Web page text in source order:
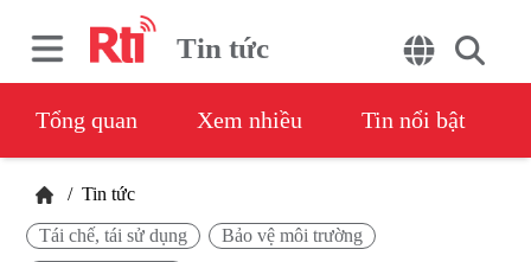
Tin tức
Tổng quan Xem nhiều Tin nổi bật
/ Tin tức
Tái chế, tái sử dụng
Bảo vệ môi trường